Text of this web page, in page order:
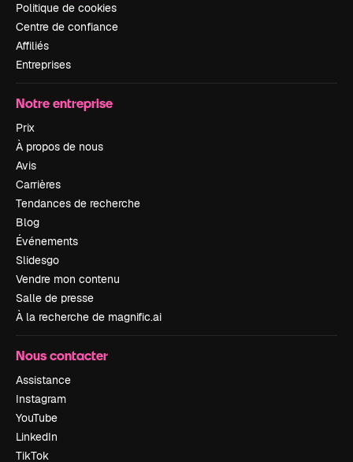
Politique de cookies
Centre de confiance
Affiliés
Entreprises
Notre entreprise
Prix
À propos de nous
Avis
Carrières
Tendances de recherche
Blog
Événements
Slidesgo
Vendre mon contenu
Salle de presse
À la recherche de magnific.ai
Nous contacter
Assistance
Instagram
YouTube
LinkedIn
TikTok